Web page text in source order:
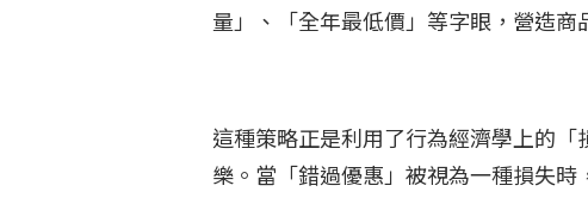
量」、「全年最低價」等字眼，營造
這種策略正是利用了行為經濟學上的
樂。當「錯過優惠」被視為一種損失時